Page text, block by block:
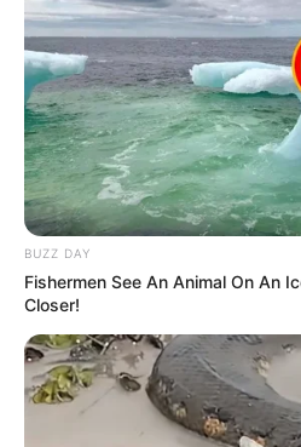
BUZZ DAY
Fishermen See An Animal On An
Closer!